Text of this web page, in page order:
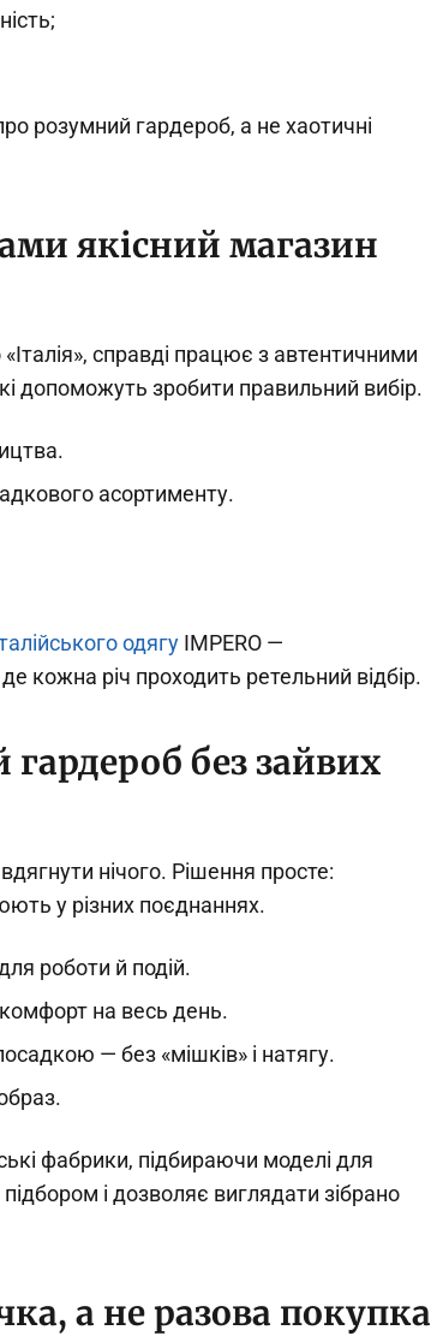
розумний гардероб, а не хаотичні
якісний магазин
справді працює з автентичними
допоможуть зробити правильний вибір.
асортименту.
одягу IMPERO —
кожна річ проходить ретельний відбір.
гардероб без зайвих
нічого. Рішення просте:
у різних поєднаннях.
роботи й подій.
на весь день.
— без «мішків» і натягу.
фабрики, підбираючи моделі для
підбором і дозволяє виглядати зібрано
а не разова покупка